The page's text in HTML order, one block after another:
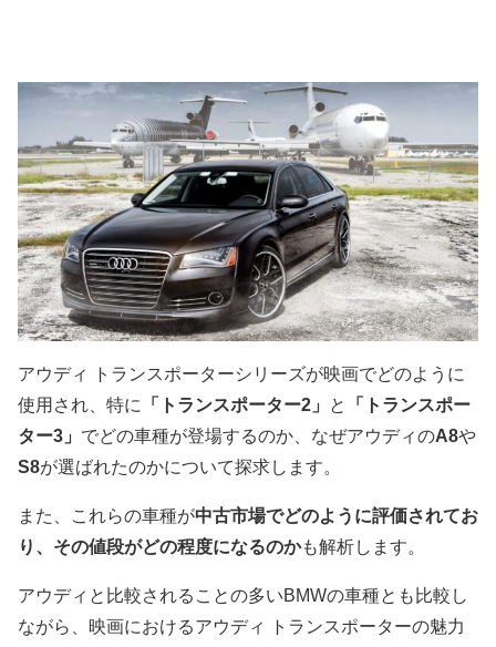
アウディ トランスポーターシリーズが映画でどのように
使用され、特に
「トランスポーター2」 と
「トランスポー
ター3」 でどの車種が登場するのか、なぜアウディのA8や
S8が選ばれたのかについて探求します。
また、これらの車種が中古市場でどのように評価されてお
り、その値段がどの程度になるのかも解析します。
アウディと比較されることの多いBMWの車種とも比較し
ながら、映画におけるアウディ トランスポーターの魅力